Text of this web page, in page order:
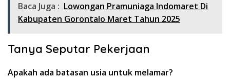
Baca Juga : Lowongan Pramuniaga Indomaret Di
Kabupaten Gorontalo Maret Tahun 2025
Tanya Seputar Pekerjaan
Apakah ada batasan usia untuk melamar?